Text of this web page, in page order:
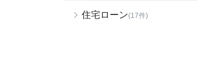
住宅ローン(17件)